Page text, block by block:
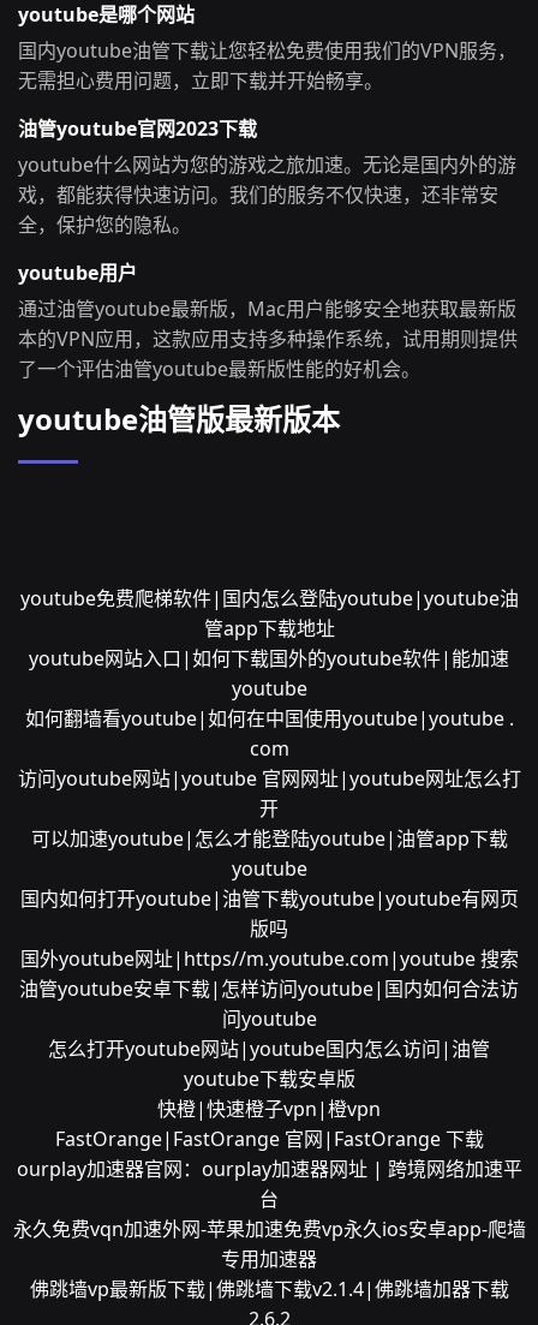
youtube是哪个网站
国内youtube油管下载让您轻松免费使用我们的VPN服务，
无需担心费用问题，立即下载并开始畅享。
油管youtube官网2023下载
youtube什么网站为您的游戏之旅加速。无论是国内外的游
戏，都能获得快速访问。我们的服务不仅快速，还非常安
全，保护您的隐私。
youtube用户
通过油管youtube最新版，Mac用户能够安全地获取最新版
本的VPN应用，这款应用支持多种操作系统，试用期则提供
了一个评估油管youtube最新版性能的好机会。
youtube油管版最新版本
youtube免费爬梯软件|国内怎么登陆youtube|youtube油
管app下载地址
youtube网站入口|如何下载国外的youtube软件|能加速
youtube
如何翻墙看youtube|如何在中国使用youtube|youtube .
com
访问youtube网站|youtube 官网网址|youtube网址怎么打
开
可以加速youtube|怎么才能登陆youtube|油管app下载
youtube
国内如何打开youtube|油管下载youtube|youtube有网页
版吗
国外youtube网址|https//m.youtube.com|youtube 搜索
油管youtube安卓下载|怎样访问youtube|国内如何合法访
问youtube
怎么打开youtube网站|youtube国内怎么访问|油管
youtube下载安卓版
快橙|快速橙子vpn|橙vpn
FastOrange|FastOrange 官网|FastOrange 下载
ourplay加速器官网：ourplay加速器网址 | 跨境网络加速平
台
永久免费vqn加速外网-苹果加速免费vp永久ios安卓app-爬墙
专用加速器
佛跳墙vp最新版下载|佛跳墙下载v2.1.4|佛跳墙加器下载
2.6.2